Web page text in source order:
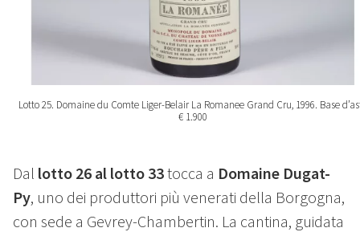
Lotto 25. Domaine du Comte Liger-Belair La Romanee Grand Cru, 1996. Base
€ 1.900
Dal lotto 26 al lotto 33tocca a Domaine Dugat-
Py, uno dei produttori più venerati della Borgogna,
con sede a Gevrey-Chambertin. La cantina, guidata